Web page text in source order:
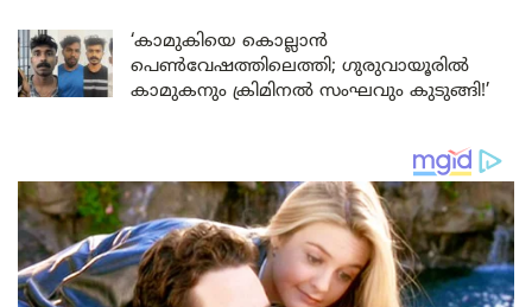
‘കാമുകിയെ കൊല്ലാൻ
പെൺവേഷത്തിലെത്തി; ഗുരുവായൂരിൽ
കാമുകനും ക്രിമിനൽ സംഘവും കുടുങ്ങി!’